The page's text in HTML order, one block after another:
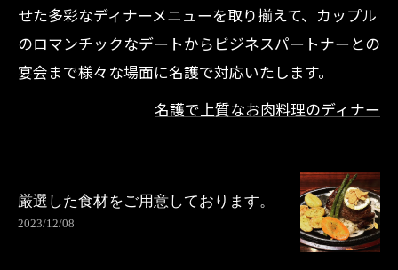
せた多彩なディナーメニューを取り揃えて、カップル
のロマンチックなデートからビジネスパートナーとの
宴会まで様々な場面に名護で対応いたします。
名護で上質なお肉料理のディナー
厳選した食材をご用意しております。
2023/12/08